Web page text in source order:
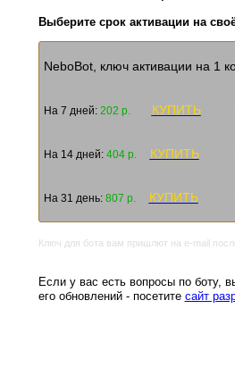
Выберите срок активации на
NeboBot, ключ активации на 1
На 7 дней: 202 р. КУПИТЬ
На 14 дней: 404 р. КУПИТЬ
На 31 день: 807 р. КУПИТЬ
Ключ для бота вам пришлют на e-mail
Если у вас есть вопросы по боту,
его обновлений - посетите сайт